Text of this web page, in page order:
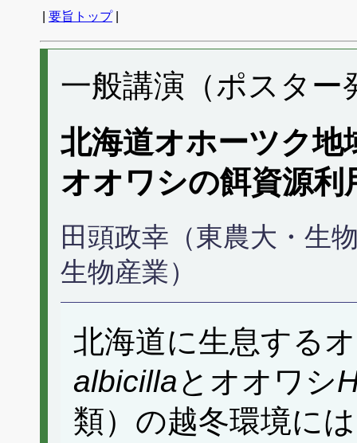
要旨トップ|
一般講演（ポスター
北海道オホーツク
オオワシの餌資源利
田頭政幸（東農大・生
生物産業）
北海道に生息する
albicillaとオオワシ
類）の越冬環境に